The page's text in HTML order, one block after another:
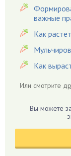
Вишня
Вредители
Гардения
Гацания
Гвоздики
Герань
Гиппеаструм
Гладиолусы
важные
Как
Как
Или смотрите
Вы можете